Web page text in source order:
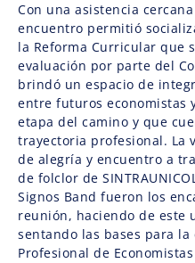
Con una asistencia
encuentro permitió
la Reforma Curricular que
evaluación por parte del
brindó un espacio de
entre futuros economistas
etapa del camino y que
trayectoria profesional. La
de alegría y encuentro a
de folclor de
Signos Band fueron los
reunión, haciendo de este
sentando las bases para la
Profesional de